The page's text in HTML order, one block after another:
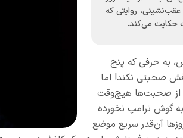
روایتی که
حکایت می‌کند.
به حرفی که پنج
صحبتی نکند! اما
از صحبت‌ها هیچ‌وقت
گوش ترامپ نخورده
آن‌قدر سریع موضع